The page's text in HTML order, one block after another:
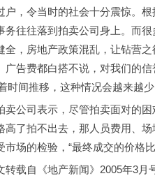
户，令当时的社会十分震惊。
务往往落到拍卖公司身上。而
全，房地产政策混乱，让钻营
广告费都白搭不说，对我们的
时间推移，这种情况会越来越少
卖公司表示，尽管拍卖面对的
高了拍不出去，那人员费用、
市场的检验，“最终成交的价格
转载自《地产新闻》2005年3月